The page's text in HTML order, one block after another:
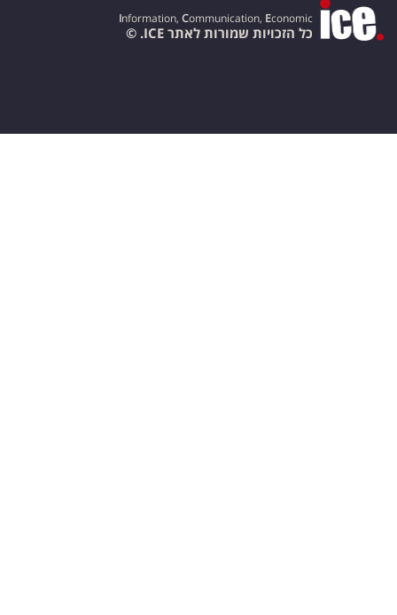
Information, Communication, Economic
כל הזכויות שמורות לאתר ICE. ©